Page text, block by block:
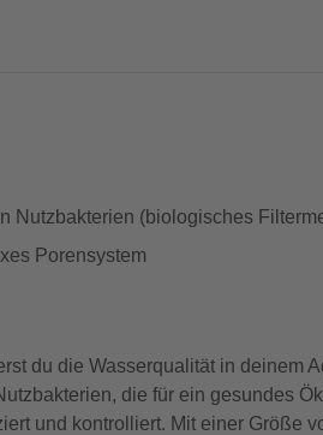
Nutzbakterien (biologisches
Porensystem
du die Wasserqualität in deinem
die für ein gesundes
und kontrolliert. Mit einer Größe